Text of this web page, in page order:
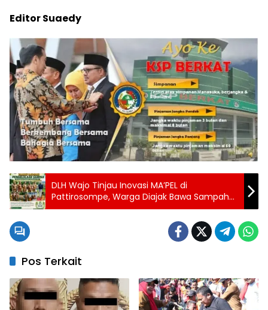
Editor Suaedy
DLH Wajo Tinjau Inovasi MA’PEL di
Pattirosompe, Warga Diajak Bawa Sampah
Plastik Saat Urus Layanan
Pos Terkait